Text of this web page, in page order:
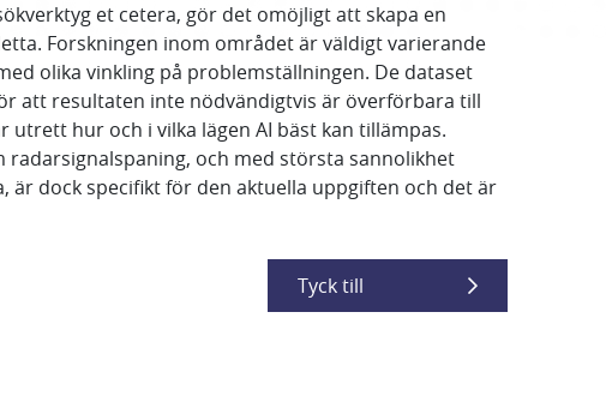
et cetera, gör det omöjligt att skapa en
Forskningen inom området är väldigt varierande
olika vinkling på problemställningen. De dataset
att resultaten inte nödvändigtvis är överförbara till
hur och i vilka lägen AI bäst kan tillämpas.
och med största sannolikhet
dock specifikt för den aktuella uppgiften och det är
Tyck till